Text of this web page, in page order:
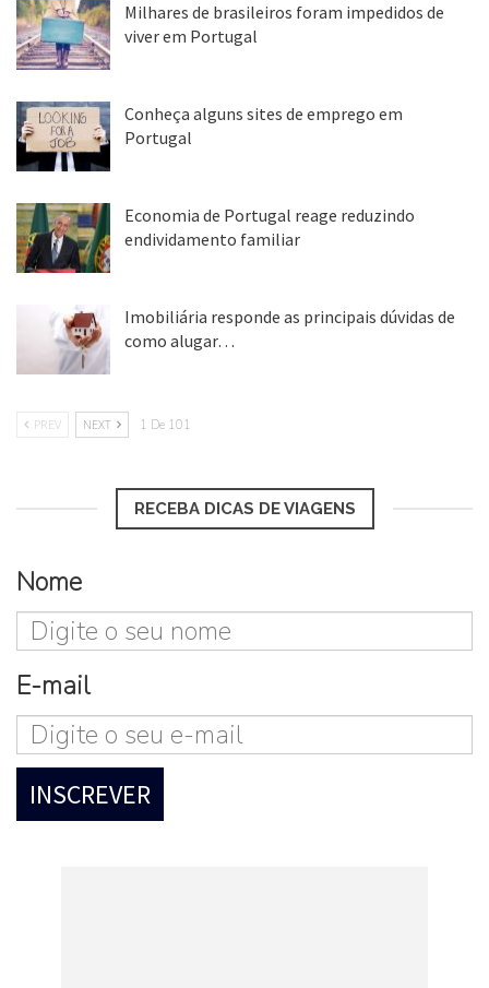
Milhares de brasileiros foram impedidos de
viver em Portugal
Conheça alguns sites de emprego em
Portugal
Economia de Portugal reage reduzindo
endividamento familiar
Imobiliária responde as principais dúvidas de
como alugar…
PREV NEXT 1 De 101
RECEBA DICAS DE VIAGENS
Nome
E-mail